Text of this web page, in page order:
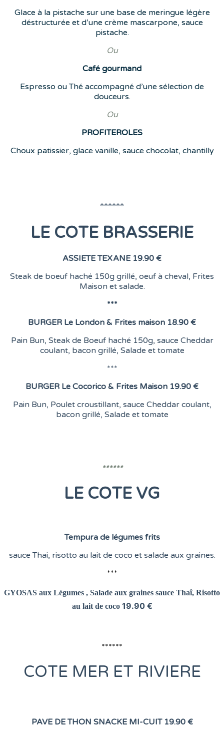
Glace à la pistache sur une base de meringue légère
déstructurée et d’une crème mascarpone, sauce
pistache.
Ou
Café gourmand
Espresso ou Thé accompagné d’une sélection de
douceurs.
Ou
PROFITEROLES
Choux patissier, glace vanille, sauce chocolat, chantilly
******
LE COTE BRASSERIE
ASSIETE TEXANE 19.90 €
Steak de boeuf haché 150g grillé, oeuf à cheval, Frites
Maison et salade.
***
BURGER Le London & Frites maison 18.90 €
Pain Bun, Steak de Boeuf haché 150g, sauce Cheddar
coulant, bacon grillé, Salade et tomate
***
BURGER Le Cocorico & Frites Maison 19.90 €
Pain Bun, Poulet croustillant, sauce Cheddar coulant,
bacon grillé, Salade et tomate
******
LE COTE VG
Tempura de légumes frits
sauce Thai, risotto au lait de coco et salade aux graines.
***
GYOSAS aux Légumes , Salade aux graines sauce Thaî, Risotto
au lait de coco 19.90 €
******
COTE MER ET RIVIERE
PAVE DE THON SNACKE MI-CUIT 19.90 €